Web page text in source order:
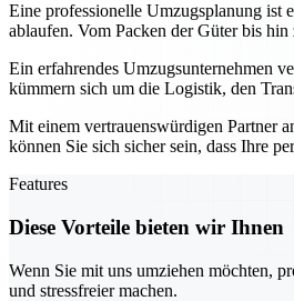
Eine professionelle Umzugsplanung ist
ablaufen. Vom Packen der Güter bis
Ein erfahrendes Umzugsunternehmen
kümmern sich um die Logistik, den
Mit einem vertrauenswürdigen Partner
können Sie sich sicher sein, dass Ihre
Features
Diese Vorteile bieten wir Ihnen
Wenn Sie mit uns umziehen möchten,
und stressfreier machen.